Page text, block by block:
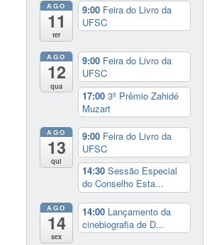
AGO
11
ter
9:00 Feira do Livro da
UFSC
AGO
12
qua
9:00 Feira do Livro da
UFSC
17:003º Prêmio Zahidé
Muzart
AGO
13
qui
9:00 Feira do Livro da
UFSC
14:30Sessão Especial
do Conselho Esta...
AGO
14
sex
14:00 Lançamento da
cinebiografia de D...